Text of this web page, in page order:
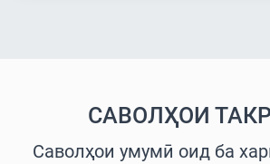
САВОЛҲОИ
Саволҳои умумӣ оид ба